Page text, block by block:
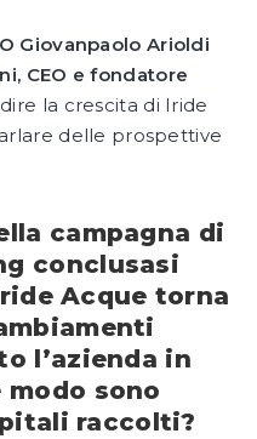
Giovanpaolo Arioldi
CEO e fondatore
la crescita di Iride
delle prospettive
campagna di
conclusasi
Acque torna
l’azienda in
modo sono
raccolti?